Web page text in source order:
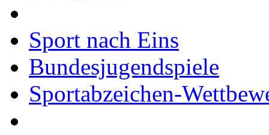
Sport nach Eins
Bundesjugendspiele
Sportabzeichen-